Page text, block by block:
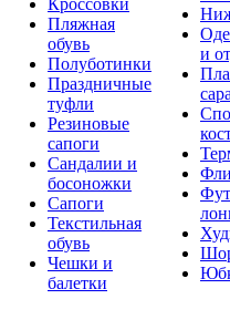
Кроссовки
Пляжная
обувь
Полуботинки
Праздничные
туфли
Резиновые
сапоги
Сандалии и
босоножки
Сапоги
Текстильная
обувь
Чешки и
балетки
и